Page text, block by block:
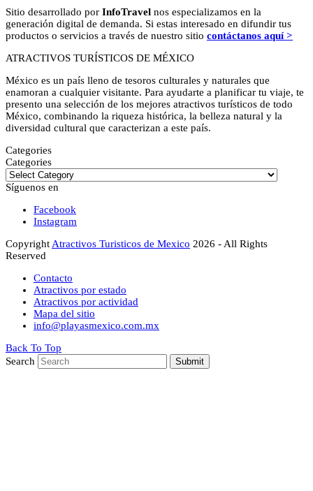
Sitio desarrollado por InfoTravel nos especializamos en la
generación digital de demanda. Si estas interesado en difundir tus
productos o servicios a través de nuestro sitio contáctanos aquí >
ATRACTIVOS TURÍSTICOS DE MÉXICO
México es un país lleno de tesoros culturales y naturales que
enamoran a cualquier visitante. Para ayudarte a planificar tu viaje, te
presento una selección de los mejores atractivos turísticos de todo
México, combinando la riqueza histórica, la belleza natural y la
diversidad cultural que caracterizan a este país.
Categories
Categories
Síguenos en
Facebook
Instagram
CopyrightAtractivos Turisticos de Mexico 2026 - All Rights
Reserved
Contacto
Atractivos por estado
Atractivos por actividad
Mapa del sitio
info@playasmexico.com.mx
Back To Top
Search
Submit